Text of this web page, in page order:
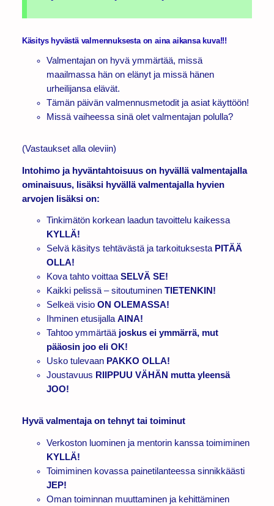
Käsitys hyvästä valmennuksesta on aina aikansa kuva!!!
Valmentajan on hyvä ymmärtää, missä
maailmassa hän on elänyt ja missä hänen
urheilijansa elävät.
Tämän päivän valmennusmetodit ja asiat käyttöön!
Missä vaiheessa sinä olet valmentajan polulla?
(Vastaukset alla oleviin)
Intohimo ja hyväntahtoisuus on hyvällä valmentajalla
ominaisuus, lisäksi hyvällä valmentajalla hyvien
arvojen lisäksi on:
Tinkimätön korkean laadun tavoittelu kaikessa
KYLLÄ!
Selvä käsitys tehtävästä ja tarkoituksesta PITÄÄ
OLLA!
Kova tahto voittaaSELVÄ SE!
Kaikki pelissä – sitoutuminen TIETENKIN!
Selkeä visio ON OLEMASSA!
Ihminen etusijallaAINA!
Tahtoo ymmärtääjoskus ei ymmärrä, mut
pääosin joo eli OK!
Usko tulevaan PAKKO OLLA!
Joustavuus RIIPPUU VÄHÄN mutta yleensä
JOO!
Hyvä valmentaja on tehnyt tai toiminut
Verkoston luominen ja mentorin kanssa toimiminen
KYLLÄ!
Toimiminen kovassa painetilanteessa sinnikkäästi
JEP!
Oman toiminnan muuttaminen ja kehittäminen